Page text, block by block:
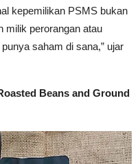
kepemilikan PSMS bukan
milik perorangan atau
saham di sana,” ujar
Beans and Ground